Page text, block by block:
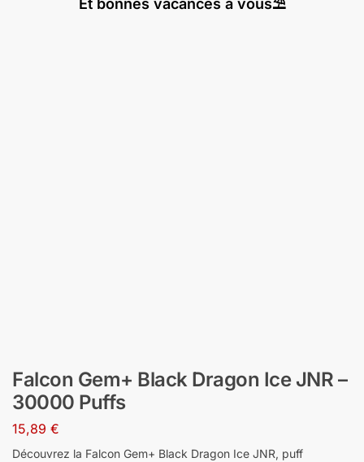
Et bonnes vacances à vous⛱️
Falcon Gem+ Black Dragon Ice JNR –
30000 Puffs
15,89 €
Découvrez la Falcon Gem+ Black Dragon Ice JNR, puff